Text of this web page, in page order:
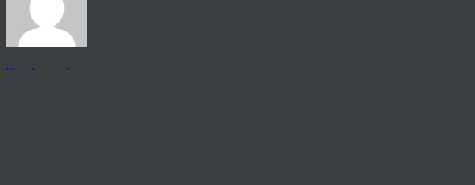
View all articles by anton